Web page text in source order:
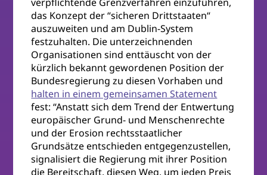
das Konzept der “sicheren Drittstaaten“
auszuweiten und am Dublin-System
festzuhalten. Die unterzeichnenden
Organisationen sind enttäuscht von der
kürzlich bekannt gewordenen Position der
Bundesregierung zu diesen Vorhaben und
halten in einem gemeinsamen Statement
fest: “Anstatt sich dem Trend der Entwertung
europäischer Grund- und Menschenrechte
und der Erosion rechtsstaatlicher
Grundsätze entschieden entgegenzustellen,
signalisiert die Regierung mit ihrer Position
die Bereitschaft, diesen Weg, um jeden Preis